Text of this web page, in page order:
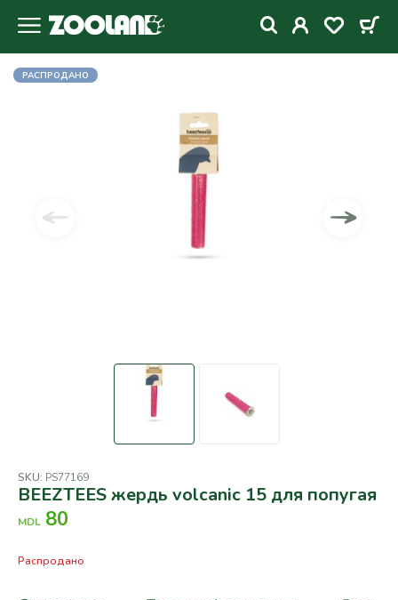
РАСПРОДАНО
SKU: PS77169
BEEZTEES жердь volcanic 15 для попугая
MDL 80
Распродано